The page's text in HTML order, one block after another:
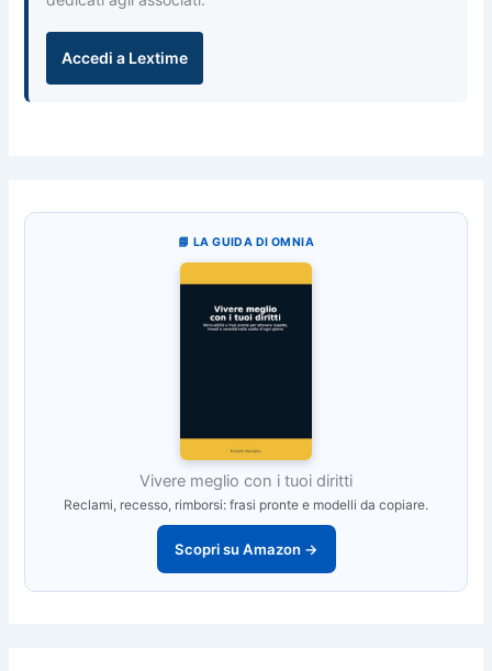
Accedi a Lextime
📘 LA GUIDA DI OMNIA
Vivere meglio con i tuoi diritti
Reclami, recesso, rimborsi: frasi pronte e modelli da copiare.
Scopri su Amazon →